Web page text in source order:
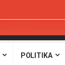
POLITIKA